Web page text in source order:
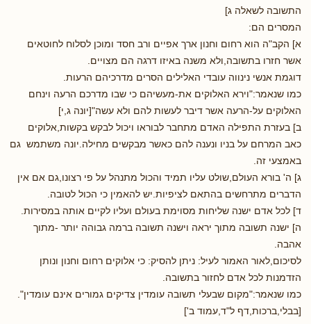
התשובה לשאלה ג]
המסרים הם:
א] הקב"ה הוא רחום וחנון ארך אפיים ורב חסד ומוכן לסלוח לחוטאים
אשר חזרו בתשובה,ולא משנה באיזו דרגה הם מצויים.
דוגמת אנשי נינווה עובדי האלילים הסרים מדרכיהם הרעות.
כמו שנאמר:"וירא האלוקים את-מעשיהם כי שבו מדרכם הרעה וינחם
האלוקים על-הרעה אשר דיבר לעשות להם ולא עשה"[יונה ג,י]
ב] בעזרת התפילה האדם מתחבר לבוראו ויכול לבקש בקשות,אלוקים
כאב המרחם על בניו ונענה להם כאשר מבקשים מחילה.יונה משתמש גם
באמצעי זה.
ג] ה' בורא העולם,שולט עליו תמיד והכול מתנהל על פי רצונו,גם אם אין
הדברים מתרחשים בהתאם לציפיות.יש להאמין כי הכול לטובה.
ד] לכל אדם ישנה שליחות מסוימת בעולם ועליו לקיים אותה במסירות.
ה] ישנה תשובה מתוך יראה וישנה תשובה ברמה גבוהה יותר -מתוך
אהבה.
לסיכום,לאור האמור לעיל: ניתן להסיק: כי אלוקים רחום וחנון ונותן
הזדמנות לכל אדם לחזור בתשובה.
כמו שנאמר:"מקום שבעלי תשובה עומדין צדיקים גמורים אינם עומדין".
[בבלי,ברכות,דף ל"ד,עמוד ב']